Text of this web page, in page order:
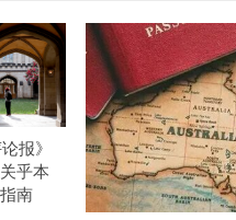
报》
乎本
南